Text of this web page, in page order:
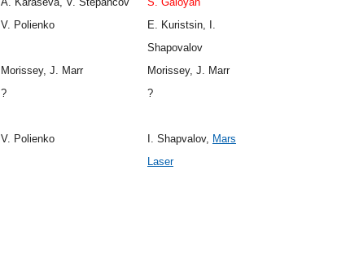
V. Polienko
E. Kuristsin, I.
Shapovalov
Morissey, J. Marr
Morissey, J. Marr
? ?
V. Polienko I. Shapvalov, Mars
Laser